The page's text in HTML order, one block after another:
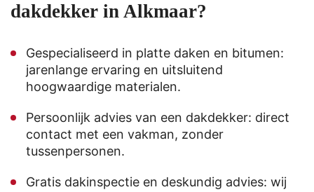
dakdekker in Alkmaar?
Gespecialiseerd in platte daken en bitumen:
jarenlange ervaring en uitsluitend
hoogwaardige materialen.
Persoonlijk advies van een dakdekker: direct
contact met een vakman, zonder
tussenpersonen.
Gratis dakinspectie en deskundig advies: wij